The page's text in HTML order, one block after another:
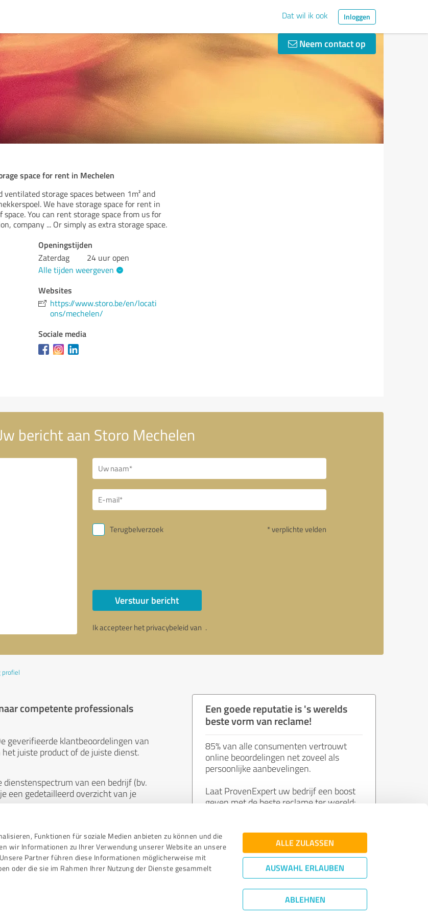
Funktionen für soziale Medien anbieten zu können und die
wir Informationen zu Ihrer Verwendung unserer Website an unsere
Partner führen diese Informationen möglicherweise mit
oder die sie im Rahmen Ihrer Nutzung der Dienste gesammelt
ALLE ZULASSEN
AUSWAHL ERLAUBEN
ABLEHNEN
Dat wil ik ook Inloggen
Neem contact op
space for rent in Mechelen
storage spaces between 1m² and
We have storage space for rent in
You can rent storage space from us for
company ... Or simply as extra storage space.
Openingstijden
Zaterdag
24 uur open
Alle tijden weergeven
Websites
https://www.storo.be/en/locati
ons/mechelen/
Sociale media
bericht aan Storo Mechelen
Terugbelverzoek * verplichte velden
Verstuur bericht
Ik accepteer het privacybeleid van .
profiel
competente professionals
geverifieerde klantbeoordelingen van
juiste product of de juiste dienst.
van een bedrijf (bv.
een gedetailleerd overzicht van je
geven uit eigen beweging
de inhoud van beoordelingen kan niet
dan ook.
Een goede reputatie is 's werelds
beste vorm van reclame!
85% van alle consumenten vertrouwt
online beoordelingen net zoveel als
persoonlijke aanbevelingen.
Laat ProvenExpert uw bedrijf een boost
geven met de beste reclame ter wereld:
Word nu gratis lid!
Richtlijnen herzien|Kwaliteit|Privacybeleid|Wettelijke kennisgeving